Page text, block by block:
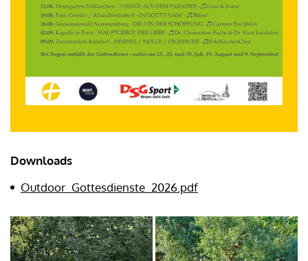
Downloads
Outdoor_Gottesdienste_2026.pdf